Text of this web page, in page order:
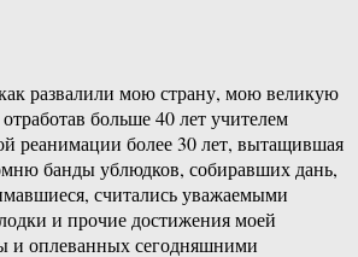
развалили мою страну, мою великую
больше 40 лет учителем
реанимации более 30 лет, вытащившая
банды ублюдков, собиравших дань,
считались уважаемыми
и прочие достижения моей
оплеванных сегодняшними